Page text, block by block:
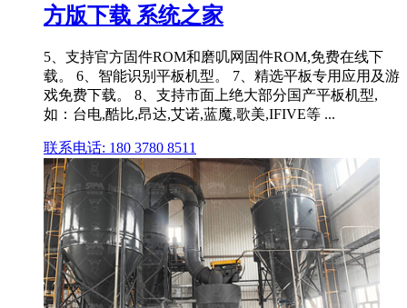
方版下载 系统之家
5、支持官方固件ROM和磨叽网固件ROM,免费在线下
载。 6、智能识别平板机型。 7、精选平板专用应用及游
戏免费下载。 8、支持市面上绝大部分国产平板机型,
如：台电,酷比,昂达,艾诺,蓝魔,歌美,IFIVE等 ...
联系电话: 180 3780 8511